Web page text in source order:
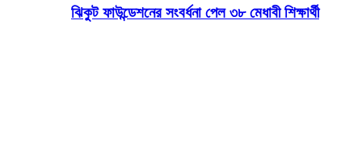
ঝিকুট ফাউন্ডেশনের সংবর্ধনা পেল ৩৮ মেধাবী শিক্ষার্থী